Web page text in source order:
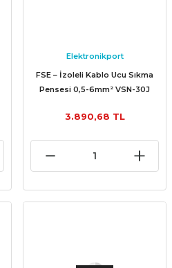
Elektronikport
FSE – İzoleli Kablo Ucu Sıkma
Pensesi 0,5-6mm² VSN-30J
3.890,68 TL